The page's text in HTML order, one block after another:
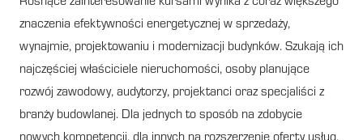
znaczenia efektywności energetycznej w sprzedaży,
wynajmie, projektowaniu i modernizacji budynków. Szukają ich
najczęściej właściciele nieruchomości, osoby planujące
rozwój zawodowy, audytorzy, projektanci oraz specjaliści z
branży budowlanej. Dla jednych to sposób na zdobycie